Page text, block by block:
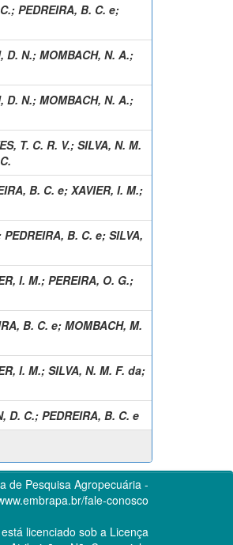
; PEDREIRA, B. C. e;
D. N.; MOMBACH, N. A.;
D. N.; MOMBACH, N. A.;
T. C. R. V.; SILVA, N. M.
B. C. e; XAVIER, I. M.;
PEDREIRA, B. C. e; SILVA,
I. M.; PEREIRA, O. G.;
B. C. e; MOMBACH, M.
I. M.; SILVA, N. M. F. da;
D. C.; PEDREIRA, B. C. e
de Pesquisa Agropecuária -
fale-conosco
licenciado sob a Licença